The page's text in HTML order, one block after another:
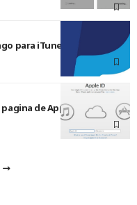
para iTunes y App Store
de Apple ID